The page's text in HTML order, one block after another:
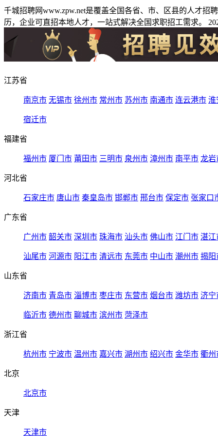
千城招聘网www.zpw.net是覆盖全国各省、市、区县的人才
历，企业可直招本地人才，一站式解决全国求职招工需求。
江苏省
南京市 无锡市 徐州市 常州市 苏州市 南通市 连云港市 淮
宿迁市
福建省
福州市 厦门市 莆田市 三明市 泉州市 漳州市 南平市 龙岩
河北省
石家庄市 唐山市 秦皇岛市 邯郸市 邢台市 保定市 张家口
广东省
广州市 韶关市 深圳市 珠海市 汕头市 佛山市 江门市 湛江
汕尾市 河源市 阳江市 清远市 东莞市 中山市 潮州市 揭阳
山东省
济南市 青岛市 淄博市 枣庄市 东营市 烟台市 潍坊市 济宁
临沂市 德州市 聊城市 滨州市 菏泽市
浙江省
杭州市 宁波市 温州市 嘉兴市 湖州市 绍兴市 金华市 衢州
北京
北京市
天津
天津市